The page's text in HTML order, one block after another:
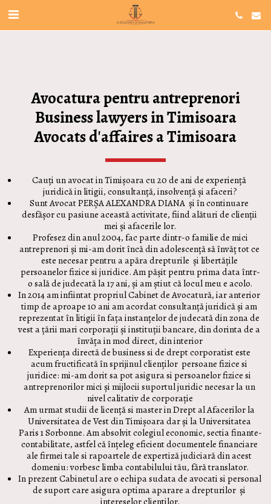
Avocatura pentru antreprenori
Business lawyers in Timisoara
Avocats d'affaires a Timisoara
Cauți un avocat in Timișoara cu 20 de ani de experiență
juridică in litigii, consultanță, insolvență și afaceri?
Sunt Avocat PERȘA ALEXANDRA DIANA  și în continuare
desfășor cu pasiune această activitate, fiind alături de clienții
mei și afacerile lor.
Profesez din anul 2004, fac parte dintr-o familie de mici
antreprenori și mi-am dorit încă din adolescență să învăț tot ce
este necesar pentru a apăra drepturile  și libertățile
persoanelor fizice si juridice. Am pășit pentru prima data într-
o sală de judecată la 17 ani, și am știut că locul meu e acolo.
In 2014 am infiintat propriul Cabinet de Avocatură, iar anterior
timp de aproape 10 ani am acordat consultanță juridică și am
reprezentat în litigii în fața instanțelor de judecată din zona de
vest a țării mari corporații și instituții bancare, din dorinta de a
învăța in mod direct, din interior
Experiența directă de business si de drept corporatist este
acum fructificată în sprijinul clienților  persoane fizice si
juridice: mi-am dorit sa pot asigura si persoanelor fizice si
antreprenorilor mici și mijlocii suportul juridic necesar la un
nivel calitativ de corporație
Am urmat studii de licență si master in Drept al Afacerilor la
Universitatea de Vest din Timișoara dar și la Universitatea
Paris 1 Sorbonne. Am absolvit colegiul economic, sectia finante-
contabilitate, astfel că înțeleg eficient documentele financiare
ale firmei tale si rapoartele de expertiză judiciară din acest
domeniu: vorbesc limba contabilului tău, fără translator.
In prezent Cabinetul are o echipa sudata de avocati si personal
de suport care asigura optima aparare a drepturilor  și
intereselor clientilor.